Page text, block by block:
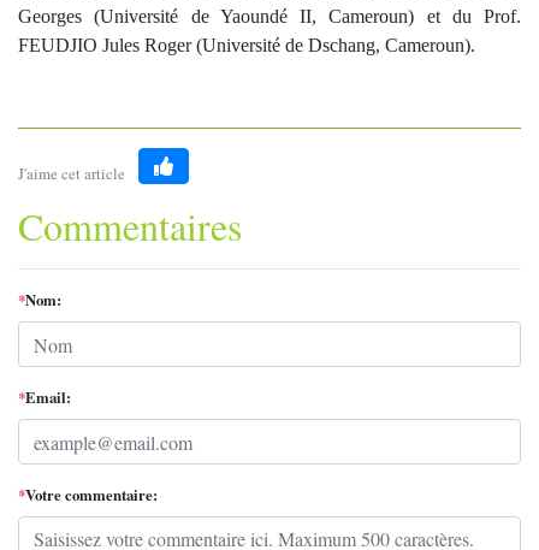
Georges (Université de Yaoundé II, Cameroun) et du Prof.
FEUDJIO Jules Roger (Université de Dschang, Cameroun).
J'aime cet article
Like
Commentaires
*Nom:
*Email:
*Votre commentaire: